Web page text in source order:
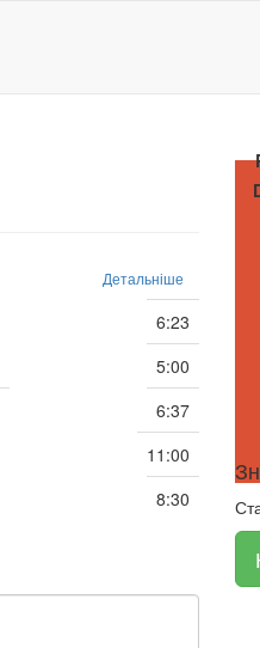
Детальніше
6:23
5:00
6:37
11:00
8:30